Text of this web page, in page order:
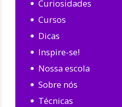
Curiosidades
Cursos
Dicas
Inspire-se!
Nossa escola
Sobre nós
Técnicas